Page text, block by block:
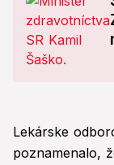
Lekárske
poznamenalo,